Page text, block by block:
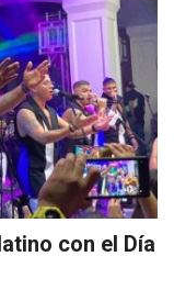
con el Día